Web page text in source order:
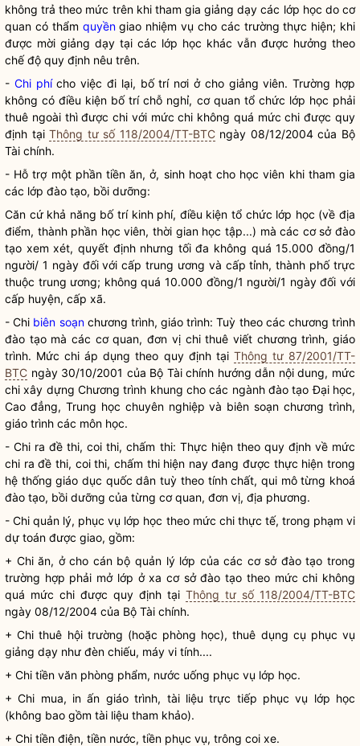
không trả theo mức trên khi tham gia giảng dạy các lớp học do cơ
quan có thẩm quyềngiao nhiệm vụ cho các trường thực hiện; khi
được mời giảng dạy tại các lớp học khác vẫn được hưởng theo
chế độ quy định nêu trên.
- Chi phícho việc đi lại, bố trí nơi ở cho giảng viên. Trường hợp
không có điều kiện bố trí chỗ nghỉ, cơ quan tổ chức lớp học phải
thuê ngoài thì được chi với mức chi không quá mức chi được quy
định tạiThông tư số 118/2004/TT-BTCngày 08/12/2004 của Bộ
Tài chính.
- Hỗ trợ một phần tiền ăn, ở, sinh hoạt cho học viên khi tham gia
các lớp đào tạo, bồi dưỡng:
Căn cứ khả năng bố trí kinh phí, điều kiện tổ chức lớp học (về địa
điểm, thành phần học viên, thời gian học tập...) mà các cơ sở đào
tạo xem xét, quyết định nhưng tối đa không quá 15.000 đồng/1
người/ 1 ngày đối với cấp trung ương và cấp tỉnh, thành phố trực
thuộc trung ương; không quá 10.000 đồng/1 người/1 ngày đối với
cấp huyện, cấp xã.
- Chi biên soạnchương trình, giáo trình: Tuỳ theo các chương trình
đào tạo mà các cơ quan, đơn vị chi thuê viết chương trình, giáo
trình. Mức chi áp dụng theo quy định tại Thông tư 87/2001/TT-
BTC ngày 30/10/2001 của Bộ Tài chính hướng dẫn nội dung, mức
chi xây dựng Chương trình khung cho các ngành đào tạo Đại học,
Cao đẳng, Trung học chuyên nghiệp và biên soạn chương trình,
giáo trình các môn học.
- Chi ra đề thi, coi thi, chấm thi: Thực hiện theo quy định về mức
chi ra đề thi, coi thi, chấm thi hiện nay đang được thực hiện trong
hệ thống giáo dục quốc dân tuỳ theo tính chất, qui mô từng khoá
đào tạo, bồi dưỡng của từng cơ quan, đơn vị, địa phương.
- Chi quản lý, phục vụ lớp học theo mức chi thực tế, trong phạm vi
dự toán được giao, gồm:
+ Chi ăn, ở cho cán bộ quản lý lớp của các cơ sở đào tạo trong
trường hợp phải mở lớp ở xa cơ sở đào tạo theo mức chi không
quá mức chi được quy định tại Thông tư số 118/2004/TT-BTC
ngày 08/12/2004 của Bộ Tài chính.
+ Chi thuê hội trường (hoặc phòng học), thuê dụng cụ phục vụ
giảng dạy như đèn chiếu, máy vi tính....
+ Chi tiền văn phòng phẩm, nước uống phục vụ lớp học.
+ Chi mua, in ấn giáo trình, tài liệu trực tiếp phục vụ lớp học
(không bao gồm tài liệu tham khảo).
+ Chi tiền điện, tiền nước, tiền phục vụ, trông coi xe.